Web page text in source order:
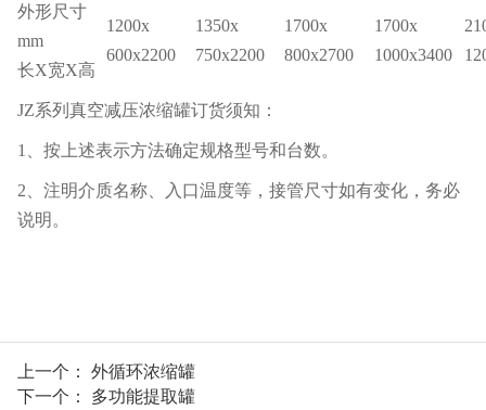
外形尺寸
mm
长X宽X高
1200x
600x2200
1350x
750x2200
1700x
800x2700
1700x
1000x3400
JZ系列真空减压浓缩罐订货须知：
1、按上述表示方法确定规格型号和台数。
2、注明介质名称、入口温度等，接管尺寸如有变化，务必
说明。
上一个： 外循环浓缩罐
下一个： 多功能提取罐